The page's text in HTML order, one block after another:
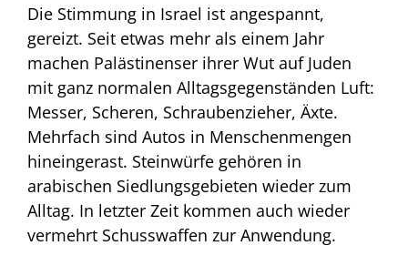
Die Stimmung in Israel ist angespannt,
gereizt. Seit etwas mehr als einem Jahr
machen Palästinenser ihrer Wut auf Juden
mit ganz normalen Alltagsgegenständen Luft:
Messer, Scheren, Schraubenzieher, Äxte.
Mehrfach sind Autos in Menschenmengen
hineingerast. Steinwürfe gehören in
arabischen Siedlungsgebieten wieder zum
Alltag. In letzter Zeit kommen auch wieder
vermehrt Schusswaffen zur Anwendung.